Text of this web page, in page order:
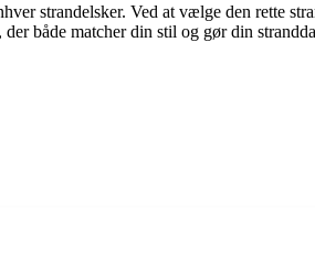
strandelsker. Ved at vælge den rette
både matcher din stil og gør din